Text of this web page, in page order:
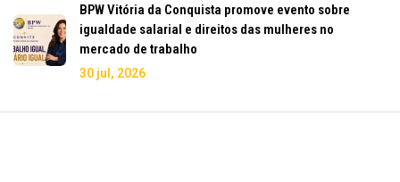
BPW Vitória da Conquista promove evento sobre
igualdade salarial e direitos das mulheres no
mercado de trabalho
30 jul, 2026